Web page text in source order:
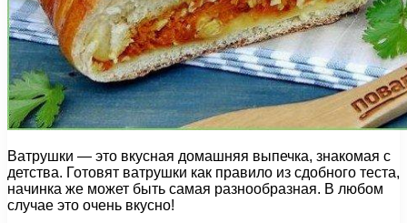
Ватрушки — это вкусная домашняя выпечка, знакомая с
детства. Готовят ватрушки как правило из сдобного теста,
начинка же может быть самая разнообразная. В любом
случае это очень вкусно!